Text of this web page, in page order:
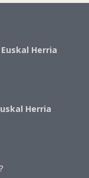
Herria
Herria